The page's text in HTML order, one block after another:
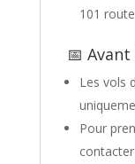
101
📅
Les vols
Pour